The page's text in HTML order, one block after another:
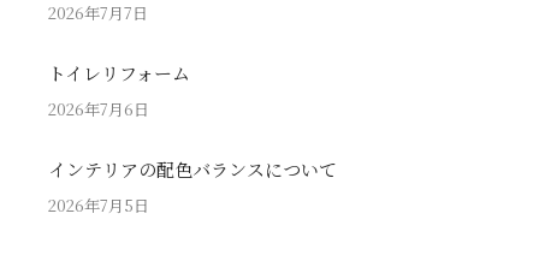
2026年7月7日
トイレリフォーム
2026年7月6日
インテリアの配色バランスについて
2026年7月5日